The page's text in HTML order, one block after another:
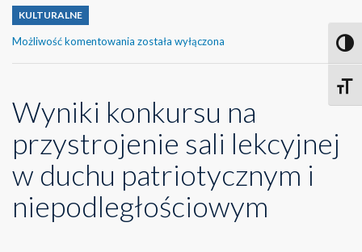
KULTURALNE
Możliwość komentowania Wyniki
lekcyjnej…
została wyłączona
Wyniki konkursu na
przystrojenie sali lekcyjnej
w duchu patriotycznym i
niepodległościowym